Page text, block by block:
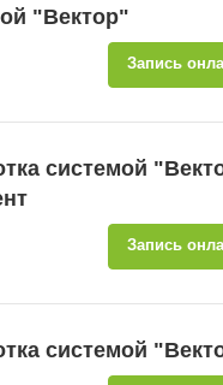
"Вектор"
Запись
системой
Запись
системой